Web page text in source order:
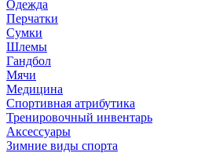
Одежда
Перчатки
Сумки
Шлемы
Гандбол
Мячи
Медицина
Спортивная атрибутика
Тренировочный инвентарь
Аксессуары
Зимние виды спорта